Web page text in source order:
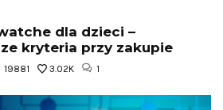
dla dzieci –
kryteria przy zakupie
19881 3.02K 1